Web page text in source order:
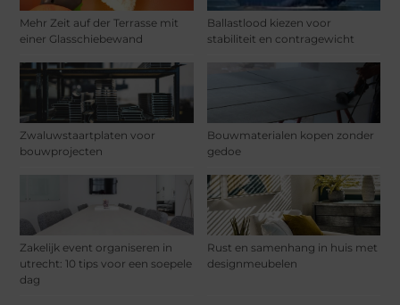
Mehr Zeit auf der Terrasse mit
einer Glasschiebewand
Ballastlood kiezen voor
stabiliteit en contragewicht
Zwaluwstaartplaten voor
bouwprojecten
Bouwmaterialen kopen zonder
gedoe
Zakelijk event organiseren in
utrecht: 10 tips voor een soepele
dag
Rust en samenhang in huis met
designmeubelen